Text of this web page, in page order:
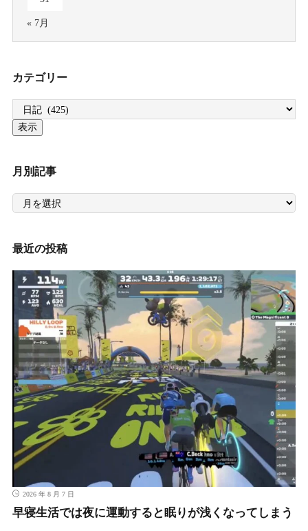
« 7月
カテゴリー
月別記事
月
記
最近の投稿
2026 年 8 月 7 日
早寝生活では夜に運動すると眠りが浅くなってしまう